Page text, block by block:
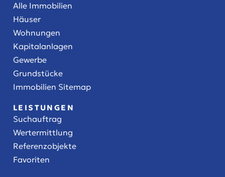
Alle Immobilien
Häuser
Wohnungen
Kapitalanlagen
Gewerbe
Grundstücke
Immobilien Sitemap
LEISTUNGEN
Suchauftrag
Wertermittlung
Referenzobjekte
Favoriten